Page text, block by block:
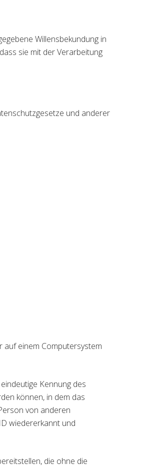
Willensbekundung in
sie mit der Verarbeitung
und anderer
einem Computersystem
Kennung des
können, in dem das
von anderen
wiedererkannt und
die ohne die